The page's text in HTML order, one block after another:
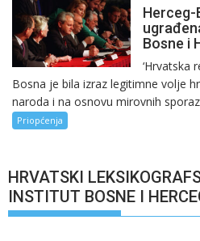
Herceg-
Bosne i
‘Hrvatska
Bosna je bila izraz legitimne volje
naroda i na osnovu mirovnih
Priopćenja
HRVATSKI
INSTITUT BOSNE I